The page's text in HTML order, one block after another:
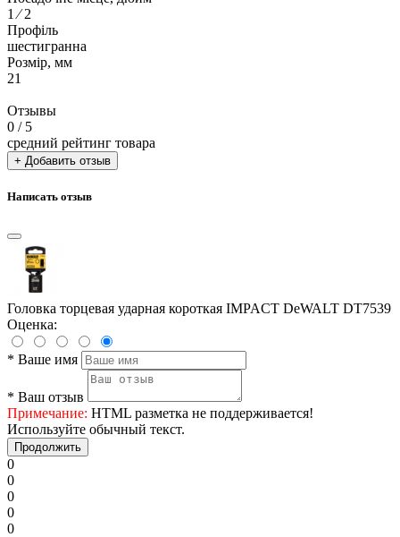
1 ⁄ 2
Профіль
шестигранна
Розмір, мм
21
Отзывы
0 / 5
средний рейтинг товара
+ Добавить отзыв
Написать отзыв
Головка торцевая ударная короткая IMPACT DeWALT DT7539
Оценка:
* Ваше имя
* Ваш отзыв
Примечание: HTML разметка не поддерживается!
Используйте обычный текст.
Продолжить
0
0
0
0
0